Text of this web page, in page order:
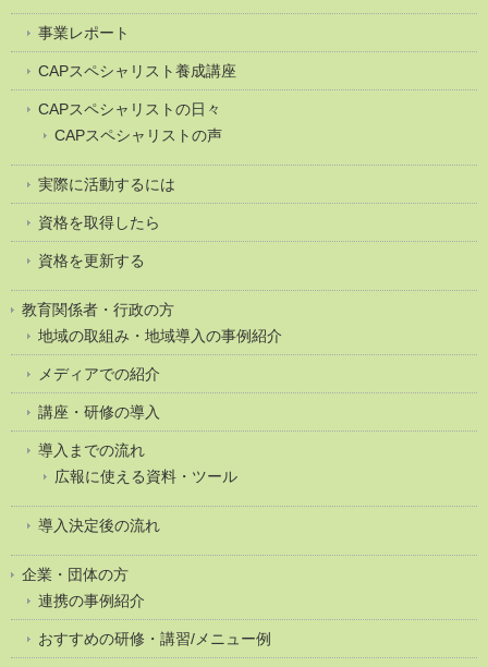
事業レポート
CAPスペシャリスト養成講座
CAPスペシャリストの日々
CAPスペシャリストの声
実際に活動するには
資格を取得したら
資格を更新する
教育関係者・行政の方
地域の取組み・地域導入の事例紹介
メディアでの紹介
講座・研修の導入
導入までの流れ
広報に使える資料・ツール
導入決定後の流れ
企業・団体の方
連携の事例紹介
おすすめの研修・講習/メニュー例